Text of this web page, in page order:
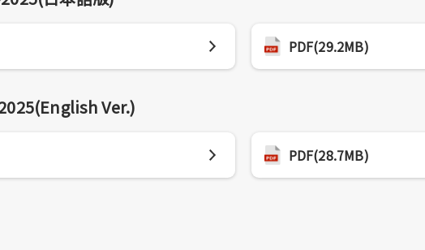
PDF(29.2MB)
Ver.)
PDF(28.7MB)